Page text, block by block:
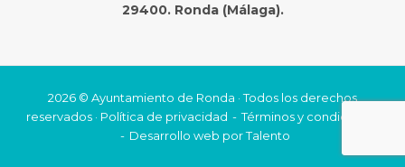
29400. Ronda (Málaga).
2026 © Ayuntamiento de Ronda · Todos los derechos
reservados · Política de privacidad
Términos y condiciones
Desarrollo web porTalento